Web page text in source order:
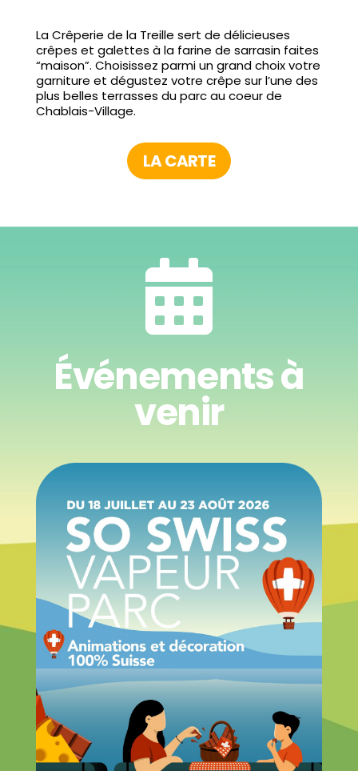
La Crêperie de la Treille sert de délicieuses
crêpes et galettes à la farine de sarrasin faites
“maison”. Choisissez parmi un grand choix votre
garniture et dégustez votre crêpe sur l’une des
plus belles terrasses du parc au coeur de
Chablais-Village.
LA CARTE

Événements à
venir